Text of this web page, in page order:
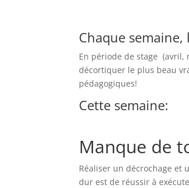
Chaque semaine,
En période de stage (avril,
décortiquer le plus beau
pédagogiques!
Cette semaine:
Manque de
Réaliser un décrochage et
dur est de réussir à